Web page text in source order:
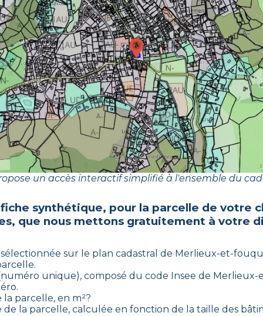
un accès interactif simplifié à l'ensemble du
synthétique, pour la parcelle de votre
, que nous mettons gratuitement à votre
sur le plan cadastral de Merlieux-et-
unique), composé du code Insee de Merlieux-
parcelle, en m²?
de la parcelle, calculée en fonction de la taille des